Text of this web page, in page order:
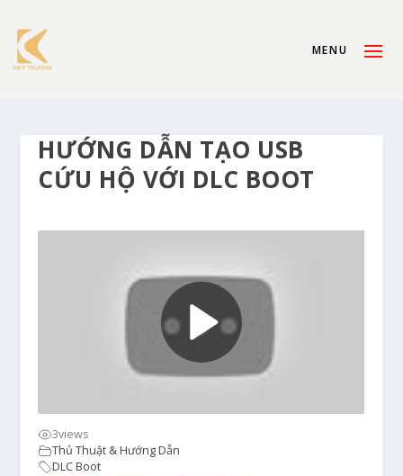
HƯỚNG DẪN TẠO USB
CỨU HỘ VỚI DLC BOOT
3views
Thủ Thuật & Hướng Dẫn
DLC Boot